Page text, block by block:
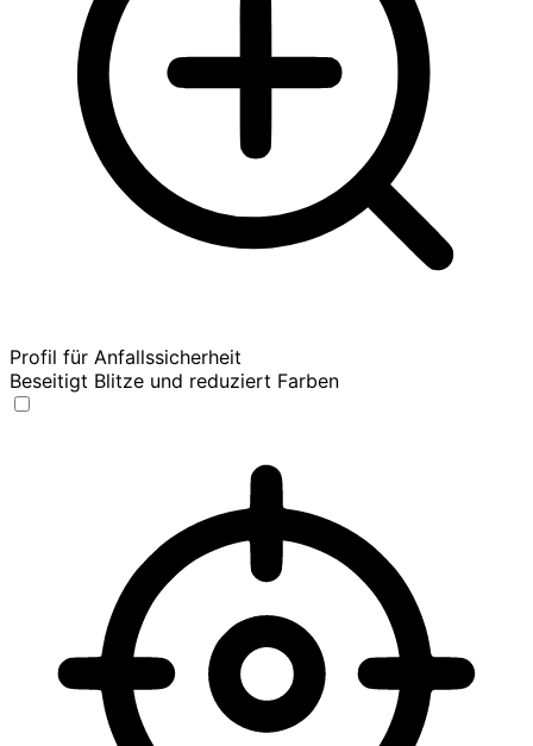
Profil für Anfallssicherheit
Beseitigt Blitze und reduziert Farben